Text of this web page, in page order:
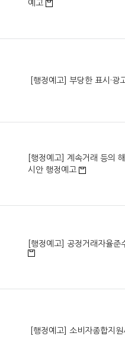
예고
[행정예고] 부당한 표시·
[행정예고] 계속거래 등의
시안 행정예고
[행정예고] 공정거래자율
[행정예고] 소비자종합지